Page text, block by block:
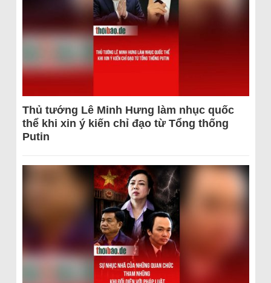
Thủ tướng Lê Minh Hưng làm nhục quốc
thể khi xin ý kiến chỉ đạo từ Tổng thống
Putin